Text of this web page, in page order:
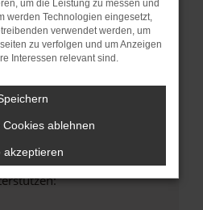
birgt nicht nur ein
kann auch dazu
Funktionen nicht mehr
Webseitenbetreiber.
genannten Schritte versucht
bitte. Wir werden
zu beheben. Du kannst
um uns bei der
um die Leistung zu messen und
werden Technologien eingesetzt,
verwendet werden, um
zu verfolgen und um Anzeigen
Interessen relevant sind.
ablehnen
akzeptieren